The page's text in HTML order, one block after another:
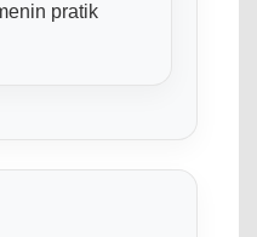
pratik